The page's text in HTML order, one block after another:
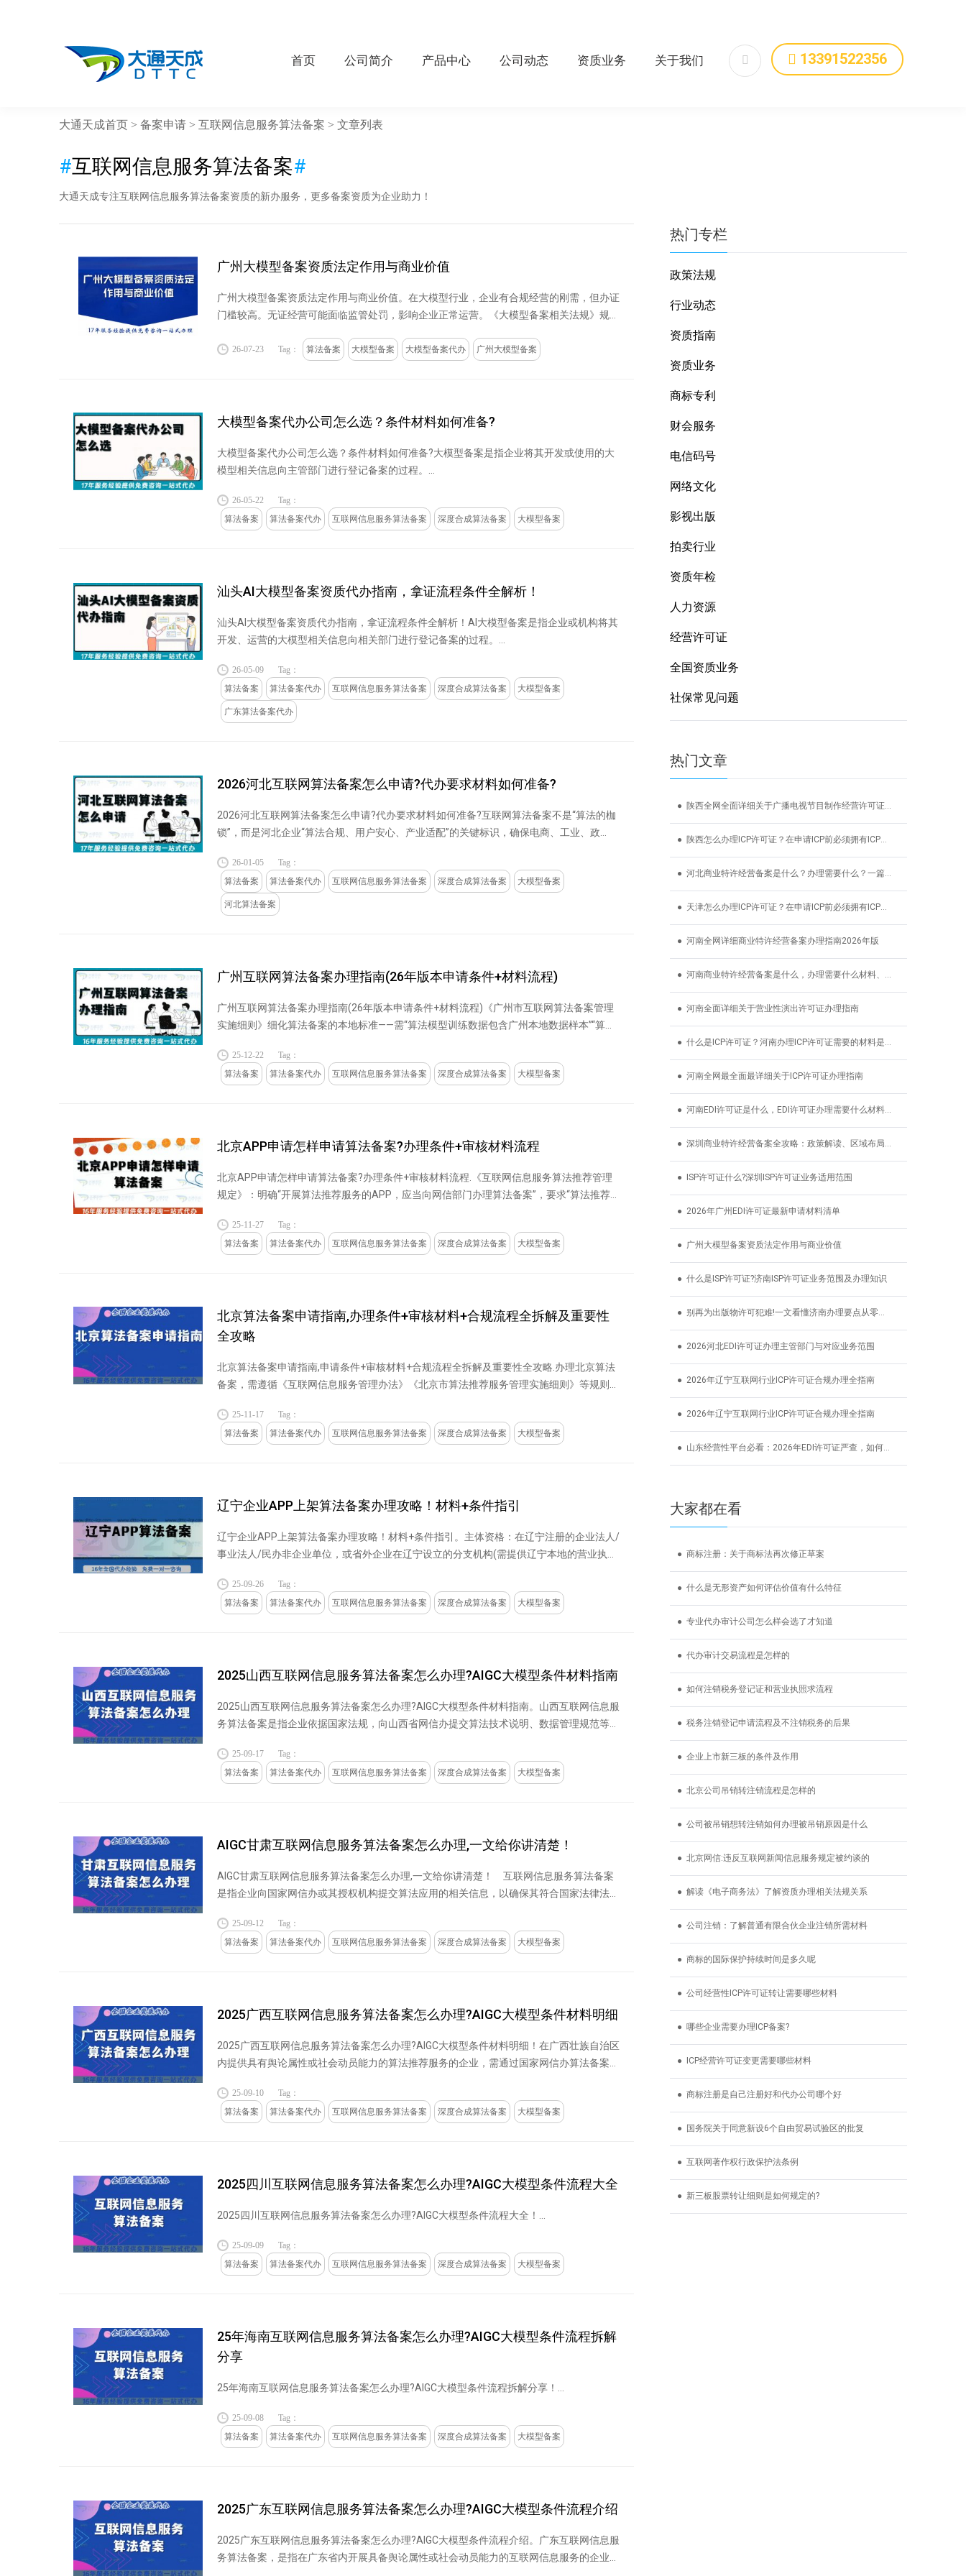
13391522356
首页 公司简介 产品中心 公司动态 资质业务 关于我们
大通天成首页 > 备案申请 > 互联网信息服务算法备案 > 文章列表
#互联网信息服务算法备案#
大通天成专注互联网信息服务算法备案资质的新办服务，更多备案资质为企业助力！
广州大模型备案资质法定作用与商业价值
广州大模型备案资质法定作用与商业价值。在大模型行业，企业有合规经营的刚需，但办证
门槛较高。无证经营可能面临监管处罚，影响企业正常运营。《大模型备案相关法规》规
26-07-23 Tag： 算法备案 大模型备案 大模型备案代办 广州大模型备案
大模型备案代办公司怎么选？条件材料如何准备?
大模型备案代办公司怎么选？条件材料如何准备?大模型备案是指企业将其开发或使用的大
模型相关信息向主管部门进行登记备案的过程。...
26-05-22
Tag：
算法备案
算法备案代办 互联网信息服务算法备案 深度合成算法备案 大模型备案
汕头AI大模型备案资质代办指南，拿证流程条件全解析！
汕头AI大模型备案资质代办指南，拿证流程条件全解析！AI大模型备案是指企业或机构将其
开发、运营的大模型相关信息向相关部门进行登记备案的过程。...
26-05-09
Tag：
算法备案
算法备案代办 互联网信息服务算法备案 深度合成算法备案 大模型备案
广东算法备案代办
2026河北互联网算法备案怎么申请?代办要求材料如何准备?
2026河北互联网算法备案怎么申请?代办要求材料如何准备?互联网算法备案不是“算法的枷
锁”，而是河北企业“算法合规、用户安心、产业适配”的关键标识，确保电商、工业、政
26-01-05
Tag：
算法备案
算法备案代办 互联网信息服务算法备案 深度合成算法备案 大模型备案
河北算法备案
广州互联网算法备案办理指南(26年版本申请条件+材料流程)
广州互联网算法备案办理指南(26年版本申请条件+材料流程)《广州市互联网算法备案管理
实施细则》细化算法备案的本地标准——需“算法模型训练数据包含广州本地数据样本”“算法
25-12-22
Tag：
算法备案
算法备案代办 互联网信息服务算法备案 深度合成算法备案 大模型备案
北京APP申请怎样申请算法备案?办理条件+审核材料流程
北京APP申请怎样申请算法备案?办理条件+审核材料流程.《互联网信息服务算法推荐管理
规定》：明确“开展算法推荐服务的APP，应当向网信部门办理算法备案”，要求“算法推荐
25-11-27
Tag：
算法备案
算法备案代办 互联网信息服务算法备案 深度合成算法备案 大模型备案
北京算法备案申请指南,办理条件+审核材料+合规流程全拆解及重要性
全攻略
北京算法备案申请指南,申请条件+审核材料+合规流程全拆解及重要性全攻略.办理北京算法
备案，需遵循《互联网信息服务管理办法》《北京市算法推荐服务管理实施细则》等规则，
25-11-17
Tag：
算法备案
算法备案代办 互联网信息服务算法备案 深度合成算法备案 大模型备案
辽宁企业APP上架算法备案办理攻略！材料+条件指引
辽宁企业APP上架算法备案办理攻略！材料+条件指引。主体资格：在辽宁注册的企业法人/
事业法人/民办非企业单位，或省外企业在辽宁设立的分支机构(需提供辽宁本地的营业执照
25-09-26
Tag：
算法备案
算法备案代办 互联网信息服务算法备案 深度合成算法备案 大模型备案
2025山西互联网信息服务算法备案怎么办理?AIGC大模型条件材料指南
2025山西互联网信息服务算法备案怎么办理?AIGC大模型条件材料指南。山西互联网信息服
务算法备案是指企业依据国家法规，向山西省网信办提交算法技术说明、数据管理规范等材
25-09-17
Tag：
算法备案
算法备案代办 互联网信息服务算法备案 深度合成算法备案 大模型备案
AIGC甘肃互联网信息服务算法备案怎么办理,一文给你讲清楚！
AIGC甘肃互联网信息服务算法备案怎么办理,一文给你讲清楚！ 互联网信息服务算法备案
是指企业向国家网信办或其授权机构提交算法应用的相关信息，以确保其符合国家法律法
25-09-12
Tag：
算法备案
算法备案代办 互联网信息服务算法备案 深度合成算法备案 大模型备案
2025广西互联网信息服务算法备案怎么办理?AIGC大模型条件材料明细
2025广西互联网信息服务算法备案怎么办理?AIGC大模型条件材料明细！在广西壮族自治区
内提供具有舆论属性或社会动员能力的算法推荐服务的企业，需通过国家网信办算法备案系
25-09-10
Tag：
算法备案
算法备案代办 互联网信息服务算法备案 深度合成算法备案 大模型备案
2025四川互联网信息服务算法备案怎么办理?AIGC大模型条件流程大全
2025四川互联网信息服务算法备案怎么办理?AIGC大模型条件流程大全！...
25-09-09
Tag：
算法备案
算法备案代办 互联网信息服务算法备案 深度合成算法备案 大模型备案
25年海南互联网信息服务算法备案怎么办理?AIGC大模型条件流程拆解
分享
25年海南互联网信息服务算法备案怎么办理?AIGC大模型条件流程拆解分享！...
25-09-08
Tag：
算法备案
算法备案代办 互联网信息服务算法备案 深度合成算法备案 大模型备案
2025广东互联网信息服务算法备案怎么办理?AIGC大模型条件流程介绍
2025广东互联网信息服务算法备案怎么办理?AIGC大模型条件流程介绍。广东互联网信息服
务算法备案，是指在广东省内开展具备舆论属性或社会动员能力的互联网信息服务的企业，
热门专栏
政策法规
行业动态
资质指南
资质业务
商标专利
财会服务
电信码号
网络文化
影视出版
拍卖行业
资质年检
人力资源
经营许可证
全国资质业务
社保常见问题
热门文章
● 陕西全网全面详细关于广播电视节目制作经营许可证办理
● 陕西怎么办理ICP许可证？在申请ICP前必须拥有ICP备案吗？
● 河北商业特许经营备案是什么？办理需要什么？一篇文章
● 天津怎么办理ICP许可证？在申请ICP前必须拥有ICP备案吗？
● 河南全网详细商业特许经营备案办理指南2026年版
● 河南商业特许经营备案是什么，办理需要什么材料、条件
● 河南全面详细关于营业性演出许可证办理指南
● 什么是ICP许可证？河南办理ICP许可证需要的材料是什么？
● 河南全网最全面最详细关于ICP许可证办理指南
● 河南EDI许可证是什么，EDI许可证办理需要什么材料、条件
● 深圳商业特许经营备案全攻略：政策解读、区域布局与实
● ISP许可证什么?深圳ISP许可证业务适用范围
● 2026年广州EDI许可证最新申请材料清单
● 广州大模型备案资质法定作用与商业价值
● 什么是ISP许可证?济南ISP许可证业务范围及办理知识
● 别再为出版物许可犯难!一文看懂济南办理要点从零到拿
● 2026河北EDI许可证办理主管部门与对应业务范围
● 2026年辽宁互联网行业ICP许可证合规办理全指南
● 2026年辽宁互联网行业ICP许可证合规办理全指南
● 山东经营性平台必看：2026年EDI许可证严查，如何办理?
大家都在看
● 商标注册：关于商标法再次修正草案
● 什么是无形资产如何评估价值有什么特征
● 专业代办审计公司怎么样会选了才知道
● 代办审计交易流程是怎样的
● 如何注销税务登记证和营业执照求流程
● 税务注销登记申请流程及不注销税务的后果
● 企业上市新三板的条件及作用
● 北京公司吊销转注销流程是怎样的
● 公司被吊销想转注销如何办理被吊销原因是什么
● 北京网信:违反互联网新闻信息服务规定被约谈的
● 解读《电子商务法》了解资质办理相关法规关系
● 公司注销：了解普通有限合伙企业注销所需材料
● 商标的国际保护持续时间是多久呢
● 公司经营性ICP许可证转让需要哪些材料
● 哪些企业需要办理ICP备案?
● ICP经营许可证变更需要哪些材料
● 商标注册是自己注册好和代办公司哪个好
● 国务院关于同意新设6个自由贸易试验区的批复
● 互联网著作权行政保护法条例
● 新三板股票转让细则是如何规定的?